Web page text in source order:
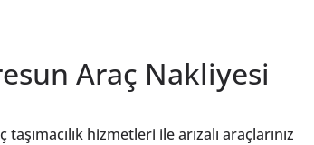
Araç Nakliyesi
hizmetleri ile arızalı araçlarınız